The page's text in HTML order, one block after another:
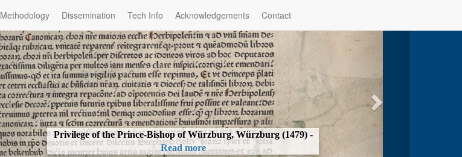
Methodology Dissemination Tech Info Acknowledgements Contact
Privilege of the Prince-Bishop of Würzburg, Würzburg (1479) -
Read more